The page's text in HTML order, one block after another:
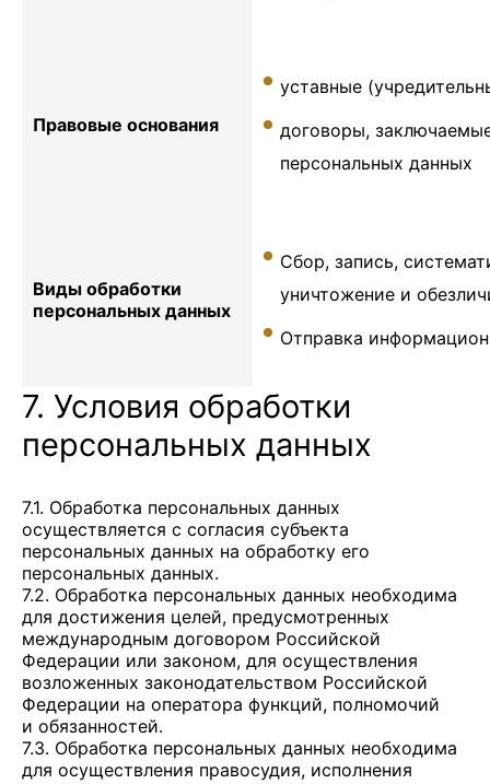
Правовые основания
уставные
договоры,
персональных данных
Виды обработки
персональных данных
Сбор, запись,
уничтожение и
Отправка
7. Условия обработки
персональных данных
7.1. Обработка персональных данных
осуществляется с согласия субъекта
персональных данных на обработку его
персональных данных.
7.2. Обработка персональных данных необходима
для достижения целей, предусмотренных
международным договором Российской
Федерации или законом, для осуществления
возложенных законодательством Российской
Федерации на оператора функций, полномочий
и обязанностей.
7.3. Обработка персональных данных необходима
для осуществления правосудия, исполнения